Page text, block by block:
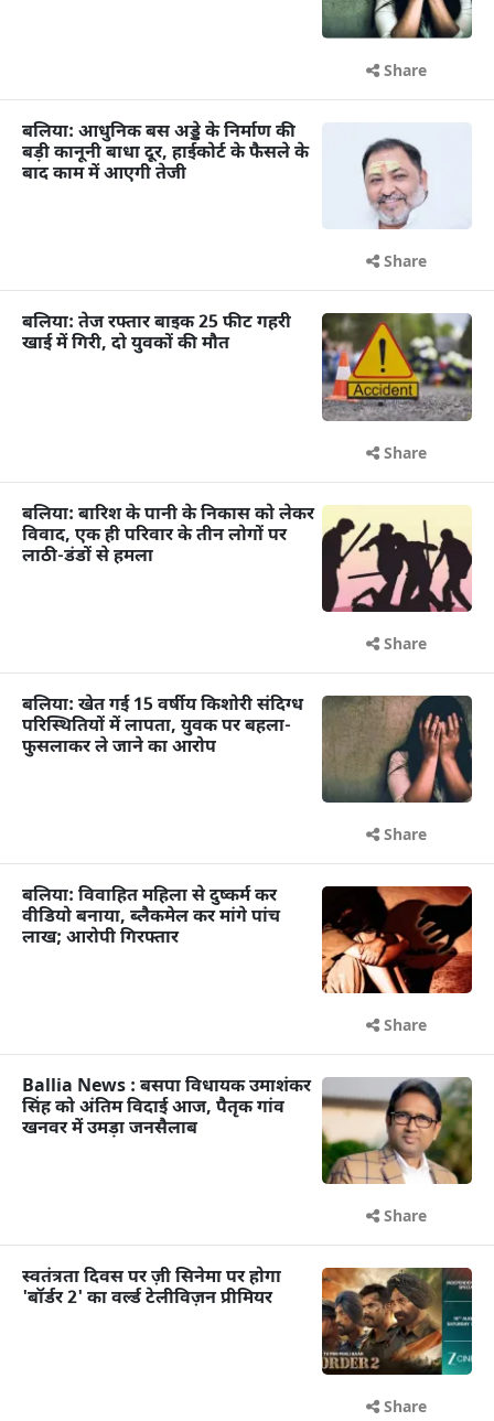
Share
बलिया: आधुनिक बस अड्डे के निर्माण की
बड़ी कानूनी बाधा दूर, हाईकोर्ट के फैसले के
बाद काम में आएगी तेजी
Share
बलिया: तेज रफ्तार बाइक 25 फीट गहरी
खाई में गिरी, दो युवकों की मौत
Share
बलिया: बारिश के पानी के निकास को लेकर
विवाद, एक ही परिवार के तीन लोगों पर
लाठी-डंडों से हमला
Share
बलिया: खेत गई 15 वर्षीय किशोरी संदिग्ध
परिस्थितियों में लापता, युवक पर बहला-
फुसलाकर ले जाने का आरोप
Share
बलिया: विवाहित महिला से दुष्कर्म कर
वीडियो बनाया, ब्लैकमेल कर मांगे पांच
लाख; आरोपी गिरफ्तार
Share
Ballia News : बसपा विधायक उमाशंकर
सिंह को अंतिम विदाई आज, पैतृक गांव
खनवर में उमड़ा जनसैलाब
Share
स्वतंत्रता दिवस पर ज़ी सिनेमा पर होगा
'बॉर्डर 2' का वर्ल्ड टेलीविज़न प्रीमियर
Share